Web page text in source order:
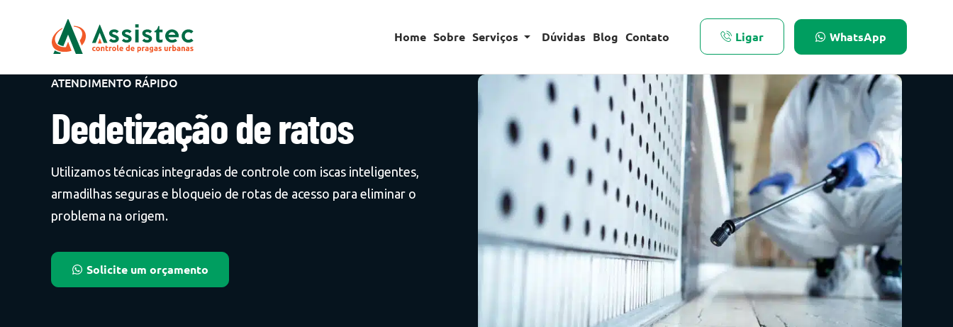
Home Sobre Serviços Dúvidas Blog Contato Ligar WhatsApp
ATENDIMENTO RÁPIDO
Dedetização de ratos
Utilizamos técnicas integradas de controle com iscas inteligentes,
armadilhas seguras e bloqueio de rotas de acesso para eliminar o
problema na origem.
Solicite um orçamento